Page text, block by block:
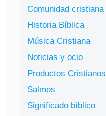
Comunidad cristiana
Historia Bíblica
Música Cristiana
Noticias y ocio
Productos Cristianos
Salmos
Significado bíblico